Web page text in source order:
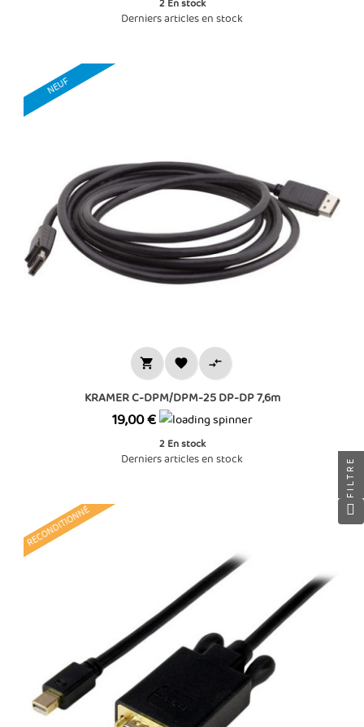
2 En stock
Derniers articles en stock
NEUF
  
KRAMER C-DPM/DPM-25 DP-DP 7,6m
Prix
19,00 €
2 En stock
Derniers articles en stock
RECONDITIONNÉ
FILTRE